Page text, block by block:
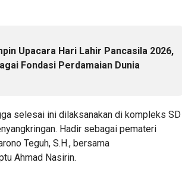
Upacara Hari Lahir Pancasila 2026,
Fondasi Perdamaian Dunia
selesai ini dilaksanakan di kompleks SD
Hadir sebagai pemateri
Teguh, S.H., bersama
Ahmad Nasirin.